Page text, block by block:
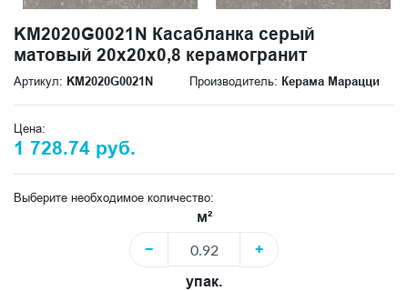
KM2020G0021N Касабланка серый
матовый 20x20x0,8 керамогранит
Артикул: KM2020G0021N Производитель: Керама Марацци
Цена:
1 728.74 руб.
Выберите необходимое количество:
м²
−
+
упак.